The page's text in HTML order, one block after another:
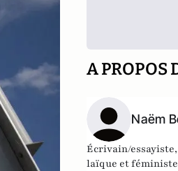
A PROPOS
Naëm
Écrivain/
laïque et féministe